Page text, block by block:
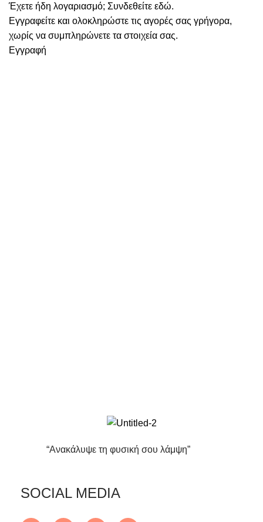
Έχετε ήδη λογαριασμό; Συνδεθείτε εδώ.
Εγγραφείτε και ολοκληρώστε τις αγορές σας γρήγορα,
χωρίς να συμπληρώνετε τα στοιχεία σας.
Εγγραφή
“Ανακάλυψε τη φυσική σου λάμψη”
SOCIAL MEDIA